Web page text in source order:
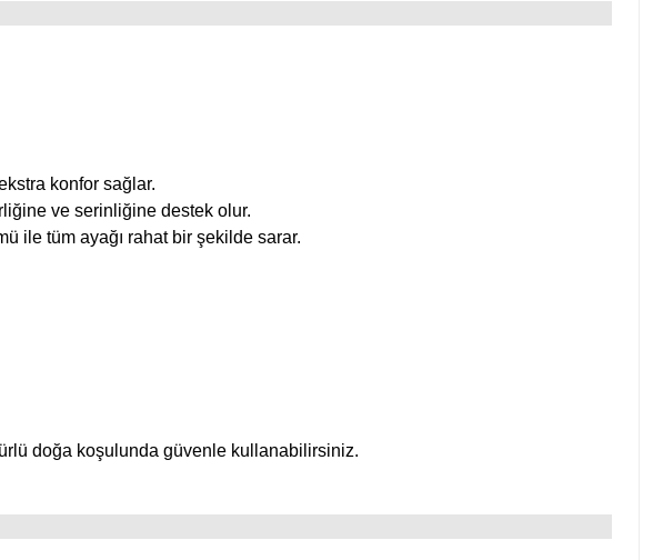
konfor sağlar.
ve serinliğine destek olur.
ile tüm ayağı rahat bir şekilde sarar.
doğa koşulunda güvenle kullanabilirsiniz.